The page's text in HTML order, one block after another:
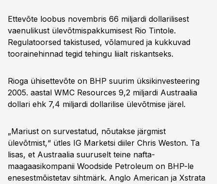
Ettevõte loobus novembris 66 miljardi dollarilisest
vaenulikust ülevõtmispakkumisest Rio Tintole.
Regulatoorsed takistused, võlamured ja kukkuvad
toorainehinnad tegid tehingu liialt riskantseks.
Rioga ühisettevõte on BHP suurim üksikinvesteering
2005. aastal WMC Resources 9,2 miljardi Austraalia
dollari ehk 7,4 miljardi dollarilise ülevõtmise järel.
„Mariust on survestatud, nõutakse järgmist
ülevõtmist,“ ütles IG Marketsi diiler Chris Weston. Ta
lisas, et Austraalia suuruselt teine nafta-
maagaasikompanii Woodside Petroleum on BHP-le
enesestmõistetav sihtmärk. Anglo American ja Xstrata